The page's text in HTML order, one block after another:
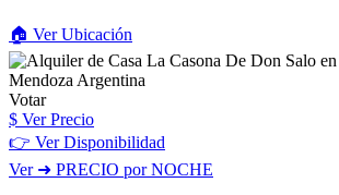
🏠 VerUbicación
Votar
$ Ver Precio
👉 Ver Disponibilidad
Ver➜ PRECIO por NOCHE